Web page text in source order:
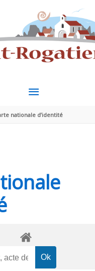
MENU
PRINCIPAL
nationale d’identité